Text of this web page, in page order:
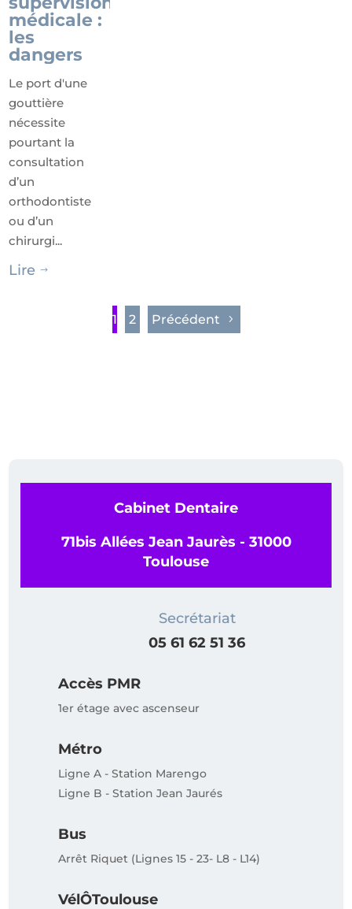
médicale :
les
dangers
Le port d'une
gouttière
nécessite
pourtant la
consultation
d’un
orthodontiste
ou d’un
chirurgi...
Lire $
1 2 Précédent
Cabinet Dentaire
71bis Allées Jean Jaurès - 31000
Toulouse
Secrétariat
05 61 62 51 36
Accès PMR
1er étage avec ascenseur
Métro
Ligne A - Station Marengo
Ligne B - Station Jean Jaurés
Bus
Arrêt Riquet (Lignes 15 - 23- L8 - L14)
VélÔToulouse